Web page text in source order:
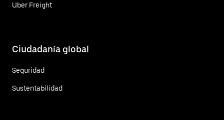
Uber Freight
Ciudadanía global
Seguridad
Sustentabilidad